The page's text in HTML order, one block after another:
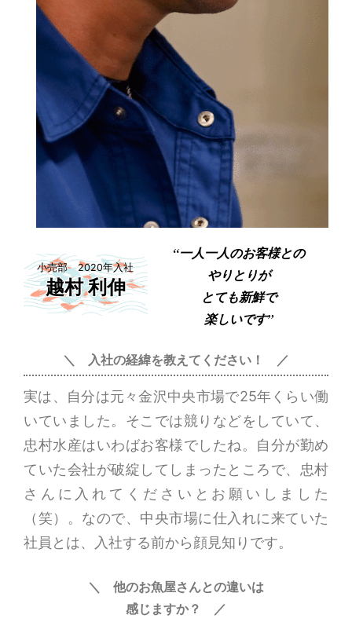
小売部 2020年入社
越村 利伸
“一人一人のお客様との
やりとりが
とても新鮮で
楽しいです”
＼ 入社の経緯を教えてください！ ／
実は、自分は元々金沢中央市場で25年くらい働
いていました。そこでは競りなどをしていて、
忠村水産はいわばお客様でしたね。自分が勤め
ていた会社が破綻してしまったところで、忠村
さんに入れてくださいとお願いしました
（笑）。なので、中央市場に仕入れに来ていた
社員とは、入社する前から顔見知りです。
＼ 他のお魚屋さんとの違いは
感じますか？ ／